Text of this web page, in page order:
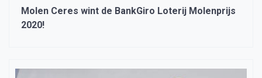
Molen Ceres wint de BankGiro Loterij Molenprijs
2020!